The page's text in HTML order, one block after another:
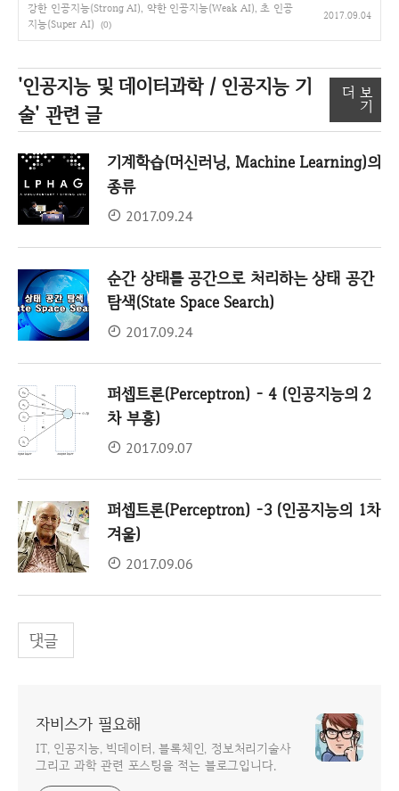
강한 인공지능(Strong AI), 약한 인공지능(Weak AI), 초 인공
지능(Super AI)
(0)
2017.09.04
'인공지능 및 데이터과학 / 인공지능 기
술' 관련 글
더 보
기
기계학습(머신러닝, Machine Learning)의
종류
2017.09.24
순간 상태를 공간으로 처리하는 상태 공간
탐색(State Space Search)
2017.09.24
퍼셉트론(Perceptron) - 4 (인공지능의 2
차 부흥)
2017.09.07
퍼셉트론(Perceptron) -3 (인공지능의 1차
겨울)
2017.09.06
댓글
자비스가 필요해
IT, 인공지능, 빅데이터, 블록체인, 정보처리기술사
그리고 과학 관련 포스팅을 적는 블로그입니다.